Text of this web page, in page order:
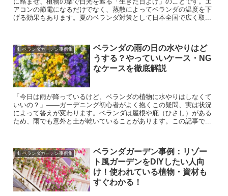
アコンの節電になるだけでなく、蒸散によってベランダの温度を下
げる効果もあります。夏のベランダ対策として日本全国で広く取...
4. ベランダガーデン事例集
ベランダの雨の日の水やりはど
うする？やっていいケース・NG
なケースを徹底解説
「今日は雨が降っているけど、ベランダの植物に水やりはしなくて
いいの？」——ガーデニング初心者がよく抱くこの疑問、実は状況
によって答えが変わります。ベランダは屋根や庇（ひさし）がある
ため、雨でも意外と土が乾いていることがあります。この記事で...
4. ベランダガーデン事例集
ベランダガーデン事例：リゾー
ト風ガーデンをDIYしたい人向
け！使われている植物・資材も
すぐわかる！